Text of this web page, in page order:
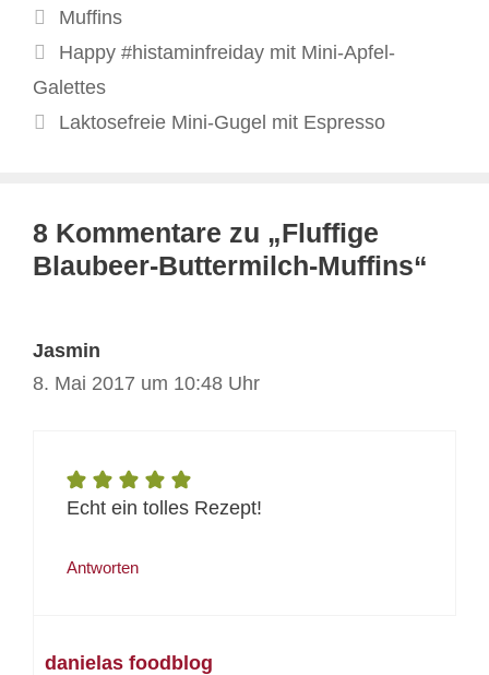
Kategorien
Muffins
Happy #histaminfreiday mit Mini-Apfel-
Galettes
Laktosefreie Mini-Gugel mit Espresso
8 Kommentare zu „Fluffige
Blaubeer-Buttermilch-Muffins“
Jasmin
8. Mai 2017 um 10:48 Uhr
Echt ein tolles Rezept!
Antworten
danielas foodblog